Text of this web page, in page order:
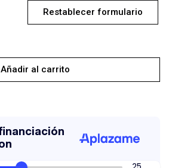
Restablecer formulario
Añadir al carrito